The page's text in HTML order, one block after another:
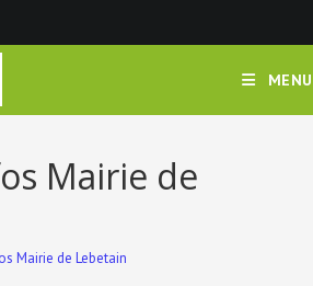
MENU
Mairie de
Mairie de Lebetain